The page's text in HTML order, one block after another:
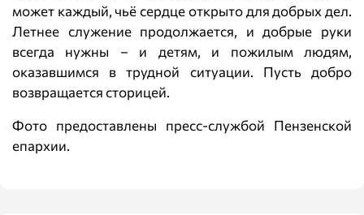
может каждый, чьё сердце открыто для добрых дел.
Летнее служение продолжается, и добрые руки
всегда нужны – и детям, и пожилым людям,
оказавшимся в трудной ситуации. Пусть добро
возвращается сторицей.
Фото предоставлены пресс-службой Пензенской
епархии.